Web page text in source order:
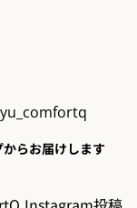
らお届けします